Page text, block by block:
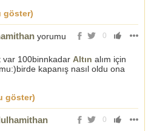
göster)
0
yorumu
var 100binnkadar Altın alım için
kapanış nasıl oldu ona
göster)
0